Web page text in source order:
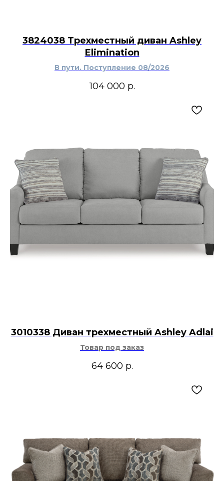
3824038 Трехместный диван Ashley
Elimination
В пути. Поступление 08/2026
104 000 р.
3010338 Диван трехместный Ashley Adlai
Товар под заказ
64 600 р.